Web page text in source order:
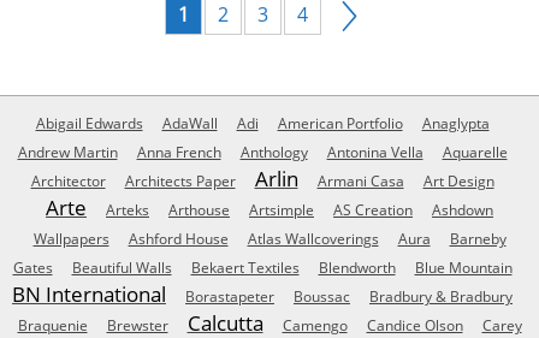
1 2 3 4
Abigail Edwards AdaWall Adi American Portfolio
Anaglypta
Andrew Martin
Anna French Anthology Antonina Vella
Aquarelle
Architector
Architects Paper Arlin Armani Casa Art Design
Arte Arteks Arthouse Artsimple AS Creation
Ashdown
Wallpapers
Ashford House Atlas Wallcoverings Aura
Barneby
Gates
Beautiful Walls Bekaert Textiles Blendworth Blue Mountain
BN International Borastapeter Boussac
Bradbury & Bradbury
Braquenie
Brewster Calcutta Camengo Candice Olson
Carey